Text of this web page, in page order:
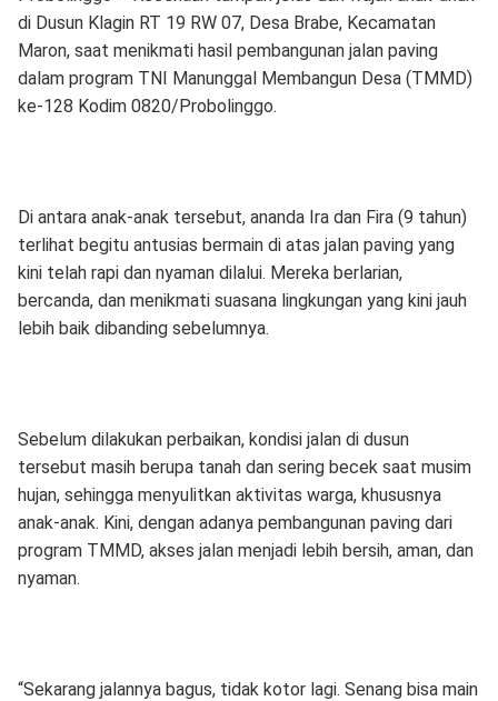
di Dusun Klagin RT 19 RW 07, Desa Brabe, Kecamatan
Maron, saat menikmati hasil pembangunan jalan paving
dalam program TNI Manunggal Membangun Desa (TMMD)
ke-128 Kodim 0820/Probolinggo.
Di antara anak-anak tersebut, ananda Ira dan Fira (9 tahun)
terlihat begitu antusias bermain di atas jalan paving yang
kini telah rapi dan nyaman dilalui. Mereka berlarian,
bercanda, dan menikmati suasana lingkungan yang kini jauh
lebih baik dibanding sebelumnya.
Sebelum dilakukan perbaikan, kondisi jalan di dusun
tersebut masih berupa tanah dan sering becek saat musim
hujan, sehingga menyulitkan aktivitas warga, khususnya
anak-anak. Kini, dengan adanya pembangunan paving dari
program TMMD, akses jalan menjadi lebih bersih, aman, dan
nyaman.
“Sekarang jalannya bagus, tidak kotor lagi. Senang bisa main